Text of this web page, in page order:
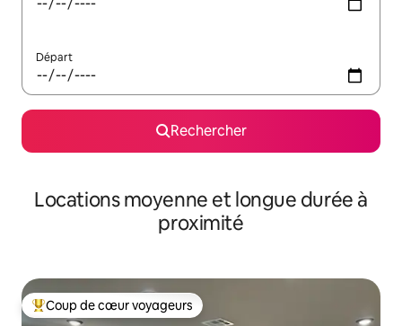
Départ
Rechercher
Locations moyenne et longue durée à
proximité
Coups de cœur voyageurs les plus appréciés
Coup de cœur voyageurs